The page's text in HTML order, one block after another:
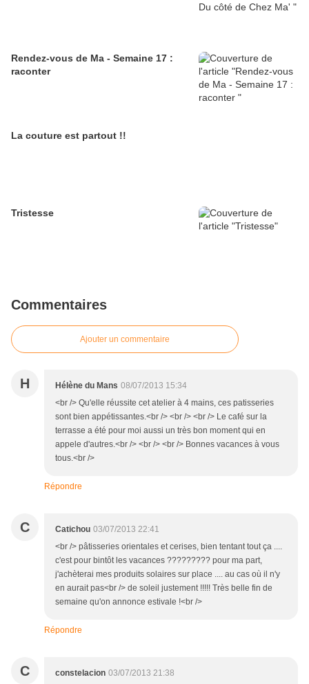
Rendez-vous de Ma - Semaine 17 :
raconter
La couture est partout !!
Tristesse
Commentaires
Ajouter un commentaire
H Hélène du Mans 08/07/2013 15:34
<br /> Qu'elle réussite cet atelier à 4 mains, ces patisseries
sont bien appétissantes.<br /> <br /> <br /> Le café sur la
terrasse a été pour moi aussi un très bon moment qui en
appele d'autres.<br /> <br /> <br /> Bonnes vacances à vous
tous.<br />
Répondre
C Catichou 03/07/2013 22:41
<br /> pâtisseries orientales et cerises, bien tentant tout ça ....
c'est pour bintôt les vacances ????????? pour ma part,
j'achèterai mes produits solaires sur place .... au cas où il n'y
en aurait pas<br /> de soleil justement !!!!! Très belle fin de
semaine qu'on annonce estivale !<br />
Répondre
C constelacion 03/07/2013 21:38